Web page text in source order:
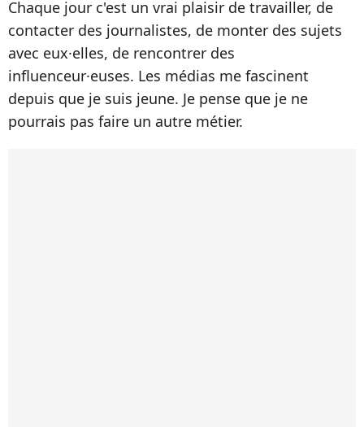
Chaque jour c'est un vrai plaisir de travailler, de
contacter des journalistes, de monter des sujets
avec eux·elles, de rencontrer des
influenceur·euses. Les médias me fascinent
depuis que je suis jeune. Je pense que je ne
pourrais pas faire un autre métier.